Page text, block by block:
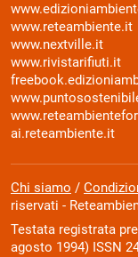
www.reteambiente.it
www.nextville.it
www.rivistarifiuti.it
ai.reteambiente.it
Chi siamo /
riservati -
Testata registrata
agosto 1994) ISSN